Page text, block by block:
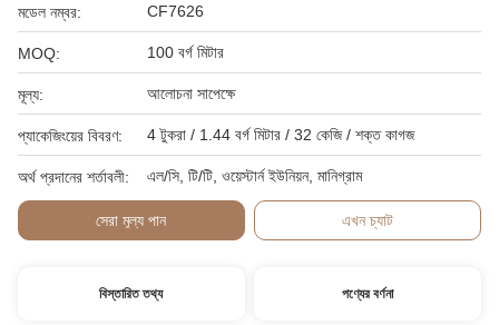
মডেল নম্বর: CF7626
MOQ: 100 বর্গ মিটার
মূল্য: আলোচনা সাপেক্ষে
প্যাকেজিংয়ের বিবরণ: 4 টুকরা / 1.44 বর্গ মিটার / 32 কেজি / শক্ত কাগজ
অর্থ প্রদানের শর্তাবলী: এল/সি, টি/টি, ওয়েস্টার্ন ইউনিয়ন, মানিগ্রাম
সেরা মূল্য পান এখন চ্যাট
বিস্তারিত তথ্য পণ্যের বর্ণনা